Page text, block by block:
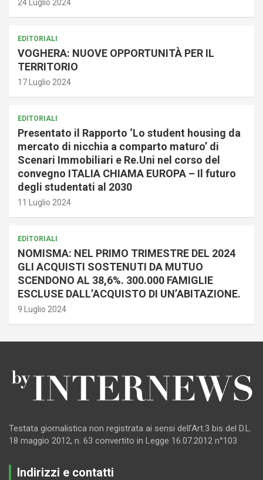
24 Luglio 2024
EDITORIALI
VOGHERA: NUOVE OPPORTUNITÀ PER IL
TERRITORIO
17 Luglio 2024
EDITORIALI
Presentato il Rapporto ‘Lo student housing da
mercato di nicchia a comparto maturo’ di
Scenari Immobiliari e Re.Uni nel corso del
convegno ITALIA CHIAMA EUROPA – Il futuro
degli studentati al 2030
11 Luglio 2024
EDITORIALI
NOMISMA: NEL PRIMO TRIMESTRE DEL 2024
GLI ACQUISTI SOSTENUTI DA MUTUO
SCENDONO AL 38,6%. 300.000 FAMIGLIE
ESCLUSE DALL’ACQUISTO DI UN’ABITAZIONE.
9 Luglio 2024
Testata giornalistica non registrata ai sensi dell’Art.3 bis del D.L.
18 maggio 2012, n. 63 convertito in Legge 16.07.2012 n°103
Indirizzi e contatti